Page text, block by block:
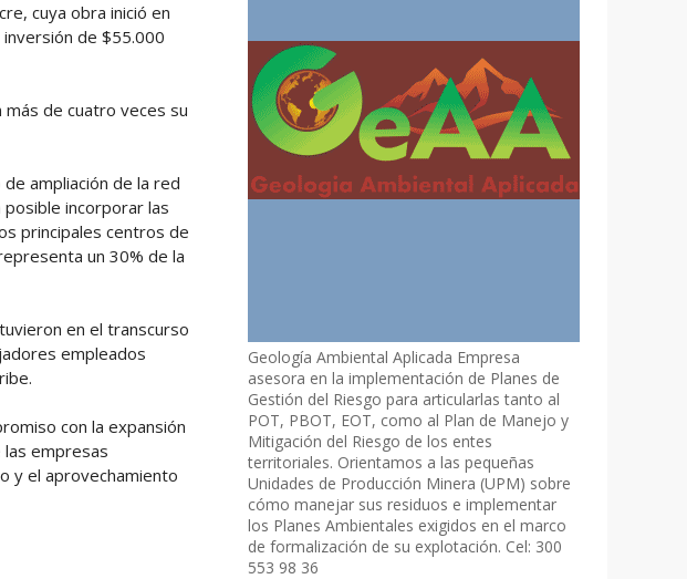
cuya obra inició en
de $55.000
de cuatro veces su
ampliación de la red
incorporar las
principales centros de
un 30% de la
en el transcurso
empleados
con la expansión
empresas
y el aprovechamiento
Geología Ambiental Aplicada Empresa
asesora en la implementación de Planes de
Gestión del Riesgo para articularlas tanto al
POT, PBOT, EOT, como al Plan de Manejo y
Mitigación del Riesgo de los entes
territoriales. Orientamos a las pequeñas
Unidades de Producción Minera (UPM) sobre
cómo manejar sus residuos e implementar
los Planes Ambientales exigidos en el marco
de formalización de su explotación. Cel: 300
553 98 36